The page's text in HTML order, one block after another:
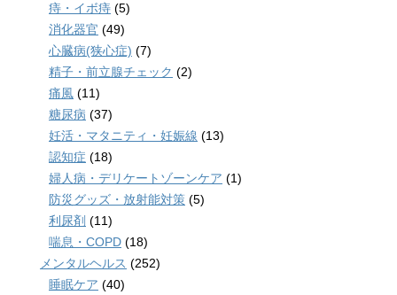
痔・イボ痔 (5)
消化器官 (49)
心臓病(狭心症) (7)
精子・前立腺チェック (2)
痛風 (11)
糖尿病 (37)
妊活・マタニティ・妊娠線 (13)
認知症 (18)
婦人病・デリケートゾーンケア (1)
防災グッズ・放射能対策 (5)
利尿剤 (11)
喘息・COPD (18)
メンタルヘルス (252)
睡眠ケア (40)